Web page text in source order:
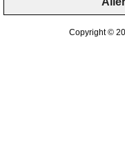
Copyright ©